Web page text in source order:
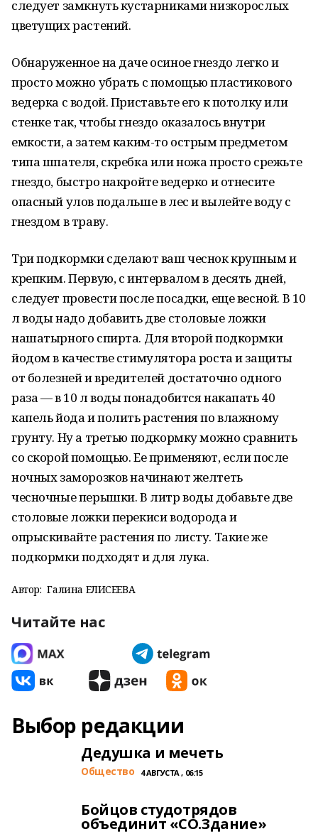
следует замкнуть кустарниками низкорослых
цветущих растений.
Обнаруженное на даче осиное гнездо легко и
просто можно убрать с помощью пластикового
ведерка с водой. Приставьте его к потолку или
стенке так, чтобы гнездо оказалось внутри
емкости, а затем каким-то острым предметом
типа шпателя, скребка или ножа просто срежьте
гнездо, быстро накройте ведерко и отнесите
опасный улов подальше в лес и вылейте воду с
гнездом в траву.
Три подкормки сделают ваш чеснок крупным и
крепким. Первую, с интервалом в десять дней,
следует провести после посадки, еще весной. В 10
л воды надо добавить две столовые ложки
нашатырного спирта. Для второй подкормки
йодом в качестве стимулятора роста и защиты
от болезней и вредителей достаточно одного
раза — в 10 л воды понадобится накапать 40
капель йода и полить растения по влажному
грунту. Ну а третью подкормку можно сравнить
со скорой помощью. Ее применяют, если после
ночных заморозков начинают желтеть
чесночные перышки. В литр воды добавьте две
столовые ложки перекиси водорода и
опрыскивайте растения по листу. Такие же
подкормки подходят и для лука.
Автор: Галина ЕЛИСЕЕВА
Читайте нас
Выбор редакции
Дедушка и мечеть
Общество 4 АВГУСТА , 06:15
Бойцов студотрядов
объединит «СО.Здание»